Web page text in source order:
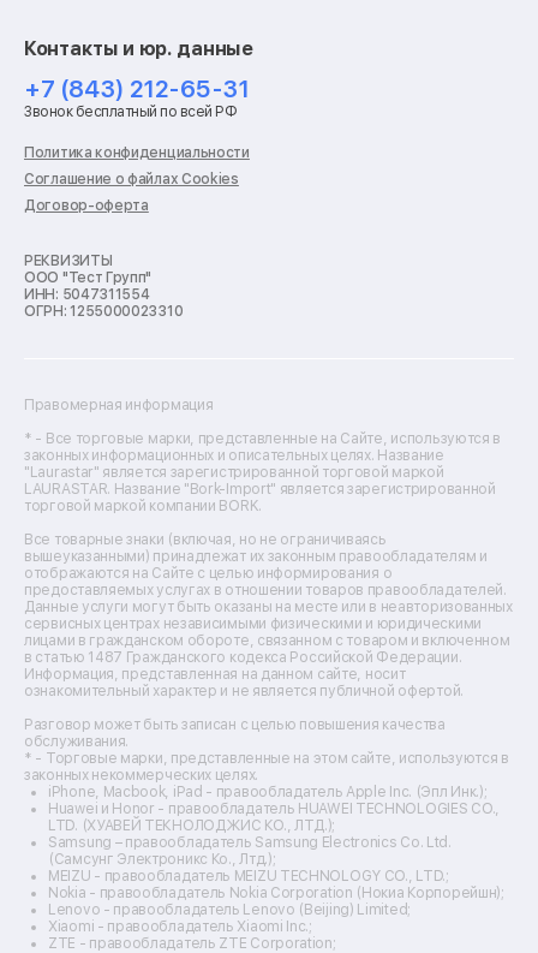
Ремонт роботов-пылесосов
Ремонт холодильников
Ремонт стиральных машин
Ремонт пылесосов
Ремонт варочных панелей
Ремонт духовых шкафов
Ремонт кондиционеров
Ремонт кухонных комбайнов
Ремонт морозильных камер
Ремонт отпаривателей
Ремонт плоттеров
Ремонт фенов
Ремонт цифровых биноклей
Ремонт тепловизоров
Ремонт массажных кресел
Ремонт водонагревателей
Ремонт вытяжек
Ремонт источников бесперебойного питания
Ремонт пароварок
Ремонт микшерных пультов
Ремонт dj-пультов
Ремонт кухонных плит
Ремонт стедикамов
Ремонт оптических прицелов
Ремонт электровелосипедов
Ремонт видеокамер
Ремонт эхолотов
Ремонт 3d-принтеров
Ремонт прицелов ночного видения
Ремонт винных шкафов
Ремонт выпрямителей
Ремонт сушилок для рук
Ремонт дальномеров
Ремонт снегоуборщиков
Контакты и юр. данные
+7 (843) 212-65-31
Звонок бесплатный по всей РФ
Политика конфиденциальности
Соглашение о файлах Cookies
Договор-оферта
РЕКВИЗИТЫ
ООО "Тест Групп"
ИНН: 5047311554
ОГРН: 1255000023310
Правомерная информация
* - Все торговые марки, представленные на Сайте, используются в
законных информационных и описательных целях. Название
"Laurastar" является зарегистрированной торговой маркой
LAURASTAR. Название "Bork-Import" является зарегистрированной
торговой маркой компании BORK.
Все товарные знаки (включая, но не ограничиваясь
вышеуказанными) принадлежат их законным правообладателям и
отображаются на Сайте с целью информирования о
предоставляемых услугах в отношении товаров правообладателей.
Данные услуги могут быть оказаны на месте или в неавторизованных
сервисных центрах независимыми физическими и юридическими
лицами в гражданском обороте, связанном с товаром и включенном
в статью 1487 Гражданского кодекса Российской Федерации.
Информация, представленная на данном сайте, носит
ознакомительный характер и не является публичной офертой.
Разговор может быть записан с целью повышения качества
обслуживания.
* - Торговые марки, представленные на этом сайте, используются в
законных некоммерческих целях.
iPhone, Macbook, iPad - правообладатель Apple Inc. (Эпл Инк.);
Huawei и Honor - правообладатель HUAWEI TECHNOLOGIES CO.,
LTD. (ХУАВЕЙ ТЕКНОЛОДЖИС КО., ЛТД.);
Samsung – правообладатель Samsung Electronics Co. Ltd.
(Самсунг Электроникс Ко., Лтд.);
MEIZU - правообладатель MEIZU TECHNOLOGY CO., LTD.;
Nokia - правообладатель Nokia Corporation (Нокиа Корпорейшн);
Lenovo - правообладатель Lenovo (Beijing) Limited;
Xiaomi - правообладатель Xiaomi Inc.;
ZTE - правообладатель ZTE Corporation;